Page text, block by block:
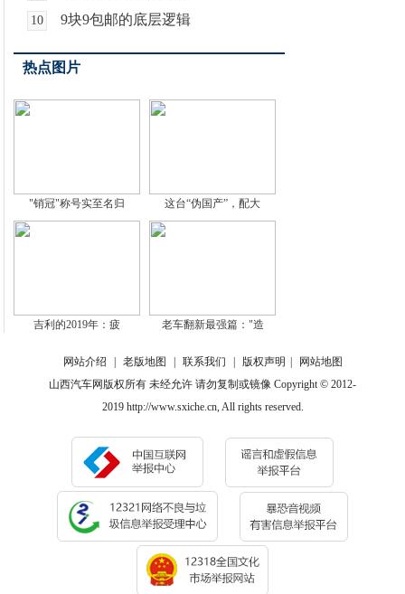
10 9块9包邮的底层逻辑
热点图片
"销冠"称号实至名归 这台“伪国产”，配大
吉利的2019年：疲 老车翻新最强篇："造
网站介绍 老版地图 联系我们 版权声明
网站地图
山西汽车网版权所有 未经允许 请勿复制或镜像 Copyright © 2012-
2019 http://www.sxiche.cn, All rights reserved.